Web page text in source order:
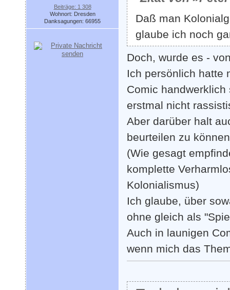
Beiträge: 1 308
Wohnort: Dresden
Danksagungen: 66955
Daß man
glaube ich noch
Doch, wurde es -
Ich persönlich hatte
Comic
erstmal nicht
Aber darüber halt
beurteilen zu
(Wie gesagt
komplette
Kolonialismus)
Ich glaube, über
ohne gleich als
Auch in launigen
wenn mich das